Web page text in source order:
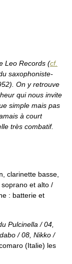
Leo Records (cf.
saxophoniste-
On y retrouve
qui nous invite
simple mais pas
à court
très combatif.
clarinette basse,
et alto /
: batterie et
Pulcinella / 04,
/ 08, Nikko /
(Italie) les